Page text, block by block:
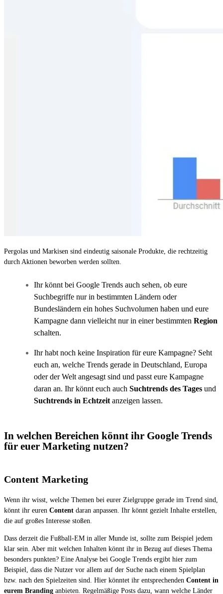
Pergolas und Markisen sind eindeutig saisonale Produkte, die rechtzeitig
durch Aktionen beworben werden sollten.
Ihr könnt bei Google Trends auch sehen, ob eure
Suchbegriffe nur in bestimmten Ländern oder
Bundesländern ein hohes Suchvolumen haben und eure
Kampagne dann vielleicht nur in einer bestimmten Region
schalten.
Ihr habt noch keine Inspiration für eure Kampagne? Seht
euch an, welche Trends gerade in Deutschland, Europa
oder der Welt angesagt sind und passt eure Kampagne
daran an. Ihr könnt euch auch Suchtrends des Tages und
Suchtrends in Echtzeitanzeigen lassen.
In welchen Bereichen könnt ihr Google Trends
für euer Marketing nutzen?
Content Marketing
Wenn ihr wisst, welche Themen bei eurer Zielgruppe gerade im Trend sind,
könnt ihr euren Content daran anpassen. Ihr könnt gezielt Inhalte erstellen,
die auf großes Interesse stoßen.
Dass derzeit die Fußball-EM in aller Munde ist, sollte zum Beispiel jedem
klar sein. Aber mit welchen Inhalten könnt ihr in Bezug auf dieses Thema
besonders punkten? Eine Analyse bei Google Trends ergibt hier zum
Beispiel, dass die Nutzer vor allem auf der Suche nach einem Spielplan
bzw. nach den Spielzeiten sind. Hier könntet ihr entsprechenden Content in
eurem Branding anbieten. Regelmäßige Posts dazu, wann welche Länder